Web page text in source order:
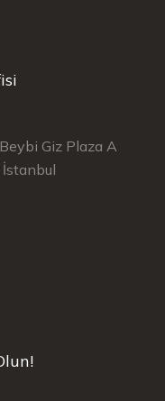
Giz Plaza A
İstanbul